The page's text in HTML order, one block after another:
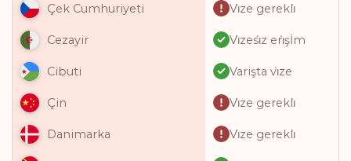
Çek Cumhuriyeti Vi̇ze gerekli̇
Cezayir Vi̇zesi̇z eri̇şİm
Cibuti Varişta vi̇ze
Çin Vi̇ze gerekli̇
Danimarka Vi̇ze gerekli̇